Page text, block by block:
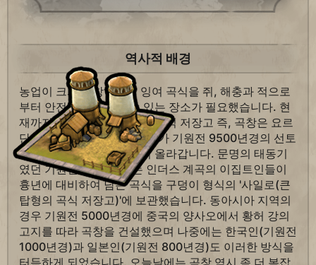
역사적 배경
농업이 크게 번창하면서 잉여 곡식을 쥐, 해충과 적으로
부터 안전하게 보호할 수 있는 장소가 필요했습니다. 현
재까지 알려진 가장 오래된 곡식 저장고 즉, 곡창은 요르
단 계곡에 있었으며, 그 역사가 기원전 9500년경의 선토
기 신석기 시대까지 거슬러 올라갑니다. 문명의 태동기
였던 기원전 6000년에는 인더스 계곡의 이집트인들이
흉년에 대비하여 남은 곡식을 구덩이 형식의 '사일로(큰
탑형의 곡식 저장고)'에 보관했습니다. 동아시아 지역의
경우 기원전 5000년경에 중국의 양사오에서 황허 강의
고지를 따라 곡창을 건설했으며 나중에는 한국인(기원전
1000년경)과 일본인(기원전 800년경)도 이러한 방식을